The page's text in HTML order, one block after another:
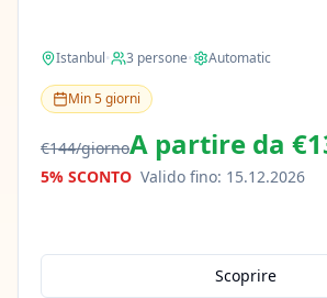
Istanbul• 3 persone• Automatic
Min5giorni
€144/giornoA partire da
5% SCONTO Valido fino: 15.12.2026
Scoprire